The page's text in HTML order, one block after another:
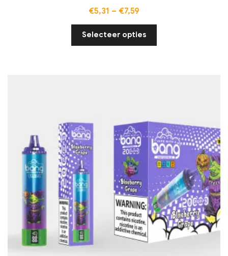
€5,31 – €7,59
Selecteer opties